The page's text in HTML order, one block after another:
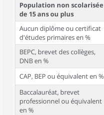
Population non scolarisée
de 15 ans ou plus
Aucun diplôme ou certificat
d'études primaires en %
BEPC, brevet des collèges,
DNB en %
CAP, BEP ou équivalent en %
Baccalauréat, brevet
professionnel ou équivalent
en %